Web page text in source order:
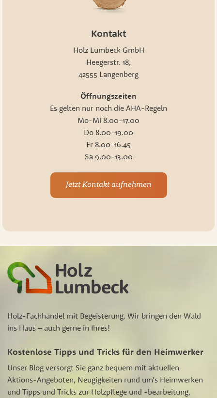
Kontakt
Holz Lumbeck GmbH
Heegerstr. 18,
42555 Langenberg
Öffnungszeiten
Es gelten nur noch die AHA-Regeln
Mo-Mi 8.00-17.00
Do 8.00-19.00
Fr 8.00-16.45
Sa 9.00-13.00
Jetzt Kontakt aufnehmen
Holz-Fachhandel mit Begeisterung. Wir bringen den Wald
ins Haus – auch gerne in Ihres!
Kostenlose Tipps und Tricks für den Heimwerker
Unser Blog versorgt Sie ganz bequem mit aktuellen
Aktions-Angeboten, Neugigkeiten rund um‘s Heimwerken
und Tipps und Tricks zur Holzpflege und -bearbeitung.